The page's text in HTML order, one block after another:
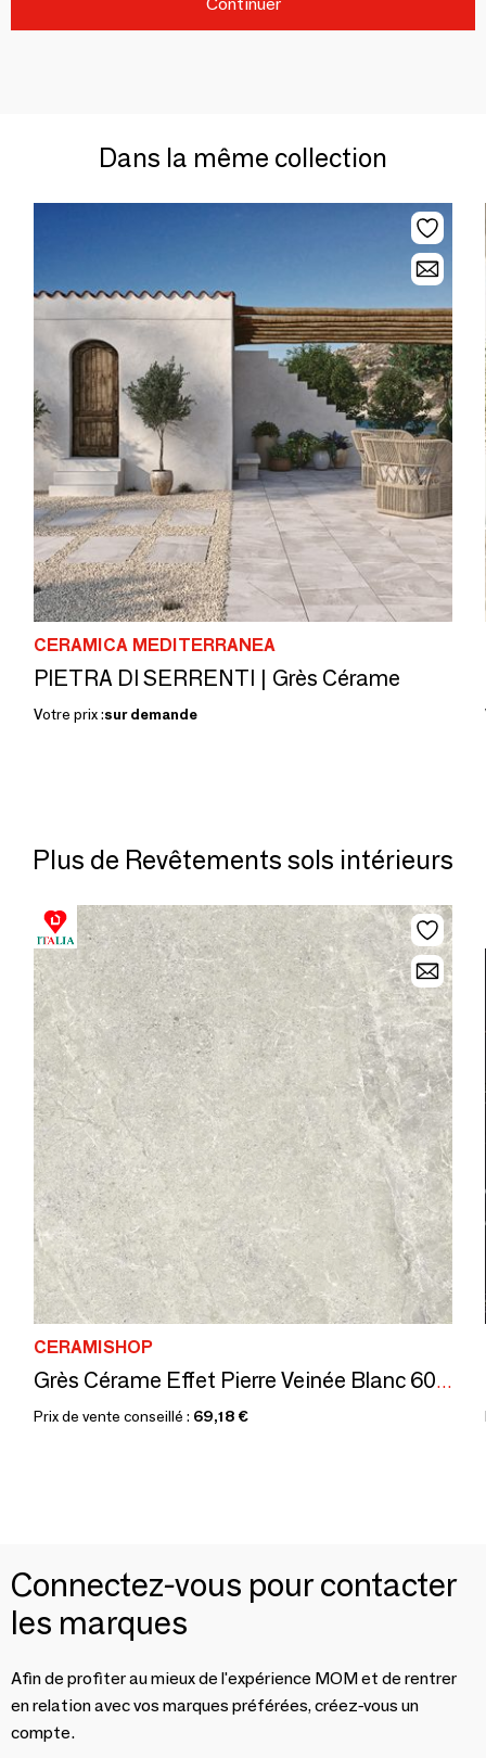
Dans la même collection
CERAMICA MEDITERRANEA
PIETRA DI SERRENTI | Grès Cérame
Votre prix :sur demande
Plus de Revêtements sols intérieurs
CERAMISHOP
Grès Cérame Effet Pierre Veinée Blanc 60X60 - EWST1327 (Ceramishop.fr)
Prix de vente conseillé : 69,18 €
Connectez-vous pour contacter
les marques
Afin de profiter au mieux de l'expérience MOM et de rentrer
en relation avec vos marques préférées, créez-vous un
compte.